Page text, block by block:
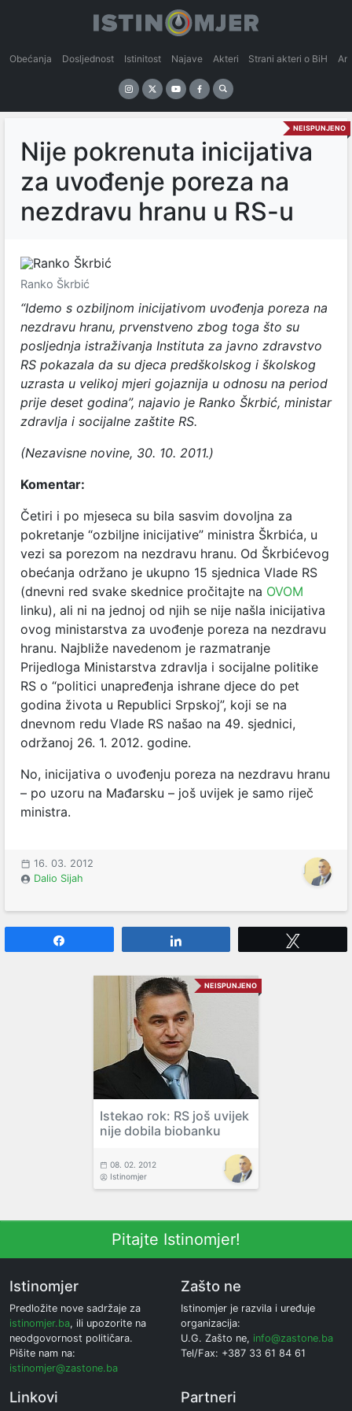
Obećanja Dosljednost Istinitost Najave Akteri Strani akteri o BiH
NEISPUNJENO
Nije pokrenuta inicijativa
za uvođenje poreza na
nezdravu hranu u RS-u
Ranko Škrbić
“Idemo s ozbiljnom inicijativom uvođenja poreza na
nezdravu hranu, prvenstveno zbog toga što su
posljednja istraživanja Instituta za javno zdravstvo
RS pokazala da su djeca predškolskog i školskog
uzrasta u velikoj mjeri gojaznija u odnosu na period
prije deset godina”, najavio je Ranko Škrbić, ministar
zdravlja i socijalne zaštite RS.
(Nezavisne novine, 30. 10. 2011.)
Komentar:
Četiri i po mjeseca su bila sasvim dovoljna za
pokretanje “ozbiljne inicijative” ministra Škrbića, u
vezi sa porezom na nezdravu hranu. Od Škrbićevog
obećanja održano je ukupno 15 sjednica Vlade RS
(dnevni red svake skednice pročitajte na OVOM
linku), ali ni na jednoj od njih se nije našla inicijativa
ovog ministarstva za uvođenje poreza na nezdravu
hranu. Najbliže navedenom je razmatranje
Prijedloga Ministarstva zdravlja i socijalne politike
RS o “politici unapređenja ishrane djece do pet
godina života u Republici Srpskoj”, koji se na
dnevnom redu Vlade RS našao na 49. sjednici,
održanoj 26. 1. 2012. godine.
No, inicijativa o uvođenju poreza na nezdravu hranu
– po uzoru na Mađarsku – još uvijek je samo riječ
ministra.
16. 03. 2012
Dalio Sijah
NEISPUNJENO
Istekao rok: RS još uvijek
nije dobila biobanku
08. 02. 2012
Istinomjer
Pitajte Istinomjer!
Istinomjer
Predložite nove sadržaje za
istinomjer.ba, ili upozorite na
neodgovornost političara.
Pišite nam na:
istinomjer@zastone.ba
Zašto ne
Istinomjer je razvila i uređuje
organizacija:
U.G. Zašto ne, info@zastone.ba
Tel/Fax: +387 33 61 84 61
Linkovi Partneri